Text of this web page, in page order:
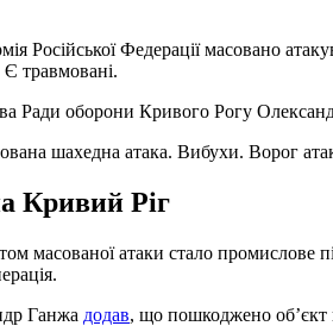
Російської Федерації масовано
травмовані.
Ради оборони Кривого Рогу
шахедна атака. Вибухи. Ворог
Кривий Ріг
масованої атаки стало промислове
Ганжа додав, що пошкоджено об’єкт